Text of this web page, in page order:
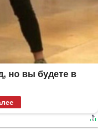
но вы будете в